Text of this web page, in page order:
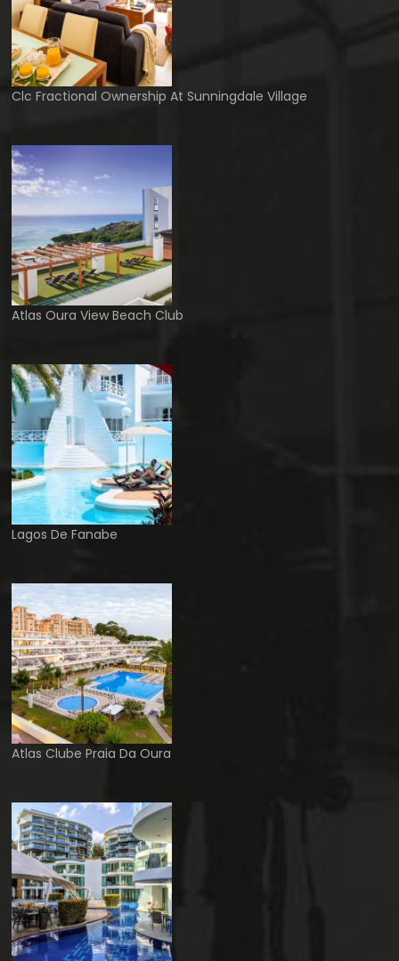
Clc Fractional Ownership At Sunningdale Village
Atlas Oura View Beach Club
Lagos De Fanabe
Atlas Clube Praia Da Oura